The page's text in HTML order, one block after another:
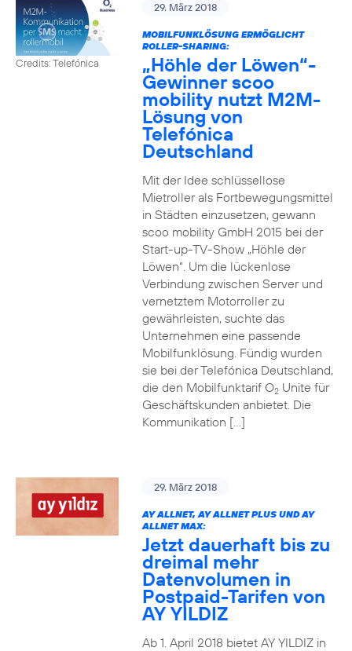
Credits: Telefónica
29. März 2018
MOBILFUNKLÖSUNG ERMÖGLICHT
ROLLER-SHARING:
„Höhle der Löwen“-
Gewinner scoo
mobility nutzt M2M-
Lösung von
Telefónica
Deutschland
Mit der Idee schlüssellose
Mietroller als Fortbewegungsmittel
in Städten einzusetzen, gewann
scoo mobility GmbH 2015 bei der
Start-up-TV-Show „Höhle der
Löwen“. Um die lückenlose
Verbindung zwischen Server und
vernetztem Motorroller zu
gewährleisten, suchte das
Unternehmen eine passende
Mobilfunklösung. Fündig wurden
sie bei der Telefónica Deutschland,
die den Mobilfunktarif O2Unite für
Geschäftskunden anbietet. Die
Kommunikation […]
29. März 2018
AY ALLNET, AY ALLNET PLUS UND AY
ALLNET MAX:
Jetzt dauerhaft bis zu
dreimal mehr
Datenvolumen in
Postpaid-Tarifen von
AY YILDIZ
Ab 1. April 2018 bietet AY YILDIZ in